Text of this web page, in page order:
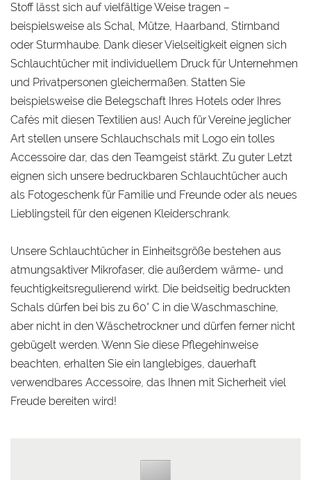
Stoff lässt sich auf vielfältige Weise tragen –
beispielsweise als Schal, Mütze, Haarband, Stirnband
oder Sturmhaube. Dank dieser Vielseitigkeit eignen sich
Schlauchtücher mit individuellem Druck für Unternehmen
und Privatpersonen gleichermaßen. Statten Sie
beispielsweise die Belegschaft Ihres Hotels oder Ihres
Cafés mit diesen Textilien aus! Auch für Vereine jeglicher
Art stellen unsere Schlauchschals mit Logo ein tolles
Accessoire dar, das den Teamgeist stärkt. Zu guter Letzt
eignen sich unsere bedruckbaren Schlauchtücher auch
als Fotogeschenk für Familie und Freunde oder als neues
Lieblingsteil für den eigenen Kleiderschrank.
Unsere Schlauchtücher in Einheitsgröße bestehen aus
atmungsaktiver Mikrofaser, die außerdem wärme- und
feuchtigkeitsregulierend wirkt. Die beidseitig bedruckten
Schals dürfen bei bis zu 60° C in die Waschmaschine,
aber nicht in den Wäschetrockner und dürfen ferner nicht
gebügelt werden. Wenn Sie diese Pflegehinweise
beachten, erhalten Sie ein langlebiges, dauerhaft
verwendbares Accessoire, das Ihnen mit Sicherheit viel
Freude bereiten wird!